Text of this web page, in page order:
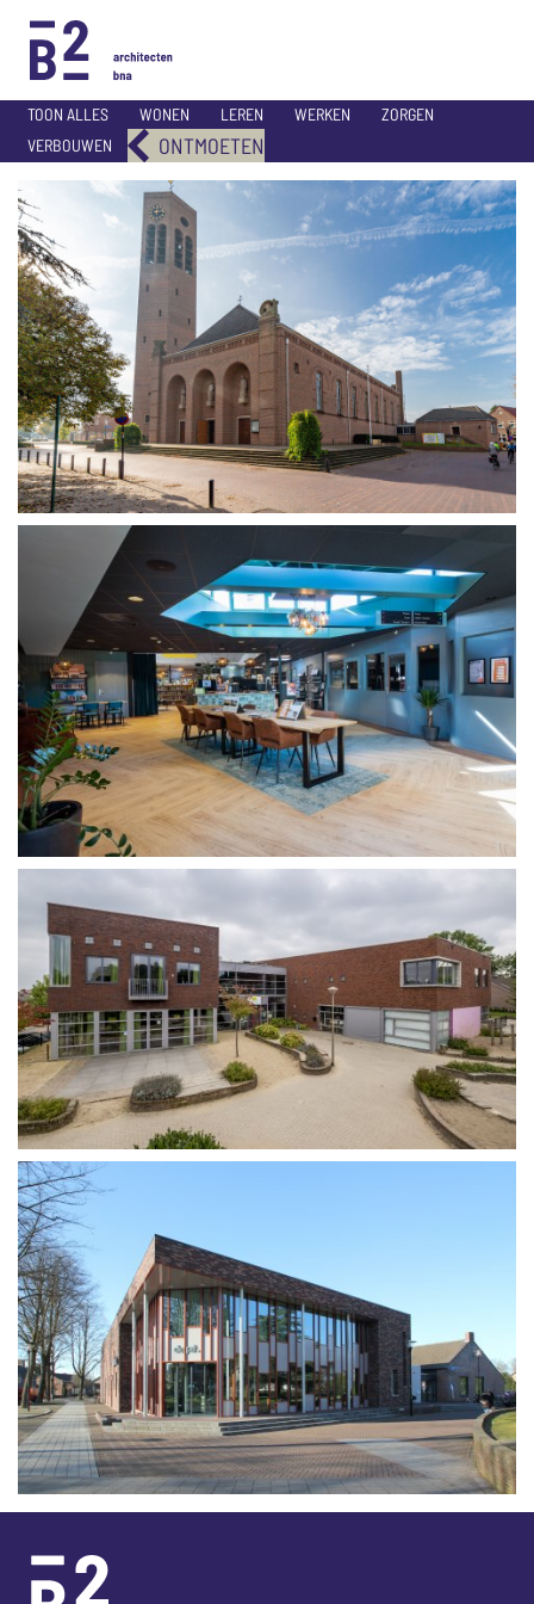
TOON ALLES WONEN LEREN WERKEN
ZORGEN
VERBOUWEN
ONTMOETEN